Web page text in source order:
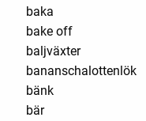
baka
bake off
baljväxter
bananschalottenlök
bänk
bär